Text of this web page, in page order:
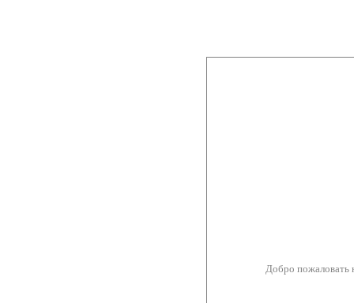
Добро пожаловать